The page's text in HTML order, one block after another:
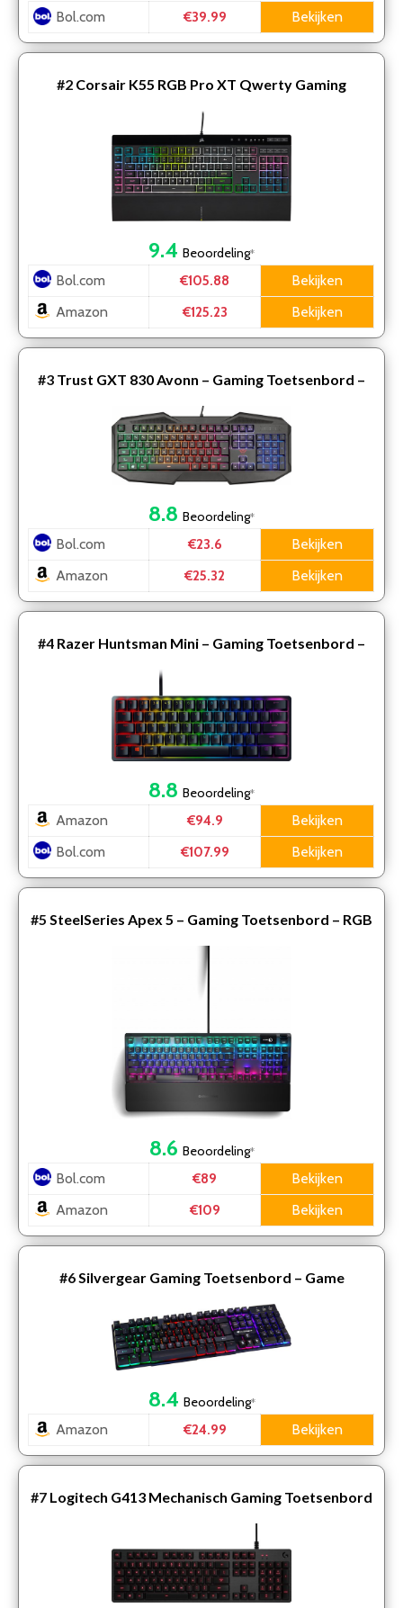
Bol.com €39.99 Bekijken
#2 Corsair K55 RGB Pro XT Qwerty Gaming
Toetsenbord – Zwart
9.4 Beoordeling*
Bol.com €105.88
Bekijken
Amazon
€125.23 Bekijken
#3 Trust GXT 830 Avonn – Gaming Toetsenbord –
QWERTY ISO – Zwart
8.8 Beoordeling*
Bol.com €23.6
Bekijken
Amazon
€25.32 Bekijken
#4 Razer Huntsman Mini – Gaming Toetsenbord –
QWERTY- Linear Optische Switch
8.8 Beoordeling*
Amazon €94.9
Bekijken
Bol.com
€107.99 Bekijken
#5 SteelSeries Apex 5 – Gaming Toetsenbord – RGB
– Mechanisch – QWERTY – Zwart
8.6 Beoordeling*
Bol.com €89
Bekijken
Amazon
€109 Bekijken
#6 Silvergear Gaming Toetsenbord – Game
Keyboard – QWERTY Toetsenborden
8.4 Beoordeling*
Amazon €24.99 Bekijken
#7 Logitech G413 Mechanisch Gaming Toetsenbord
– US INTL QWERTY (ISO) – Zwart